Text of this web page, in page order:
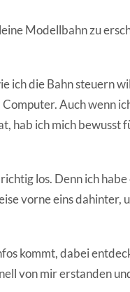
Modellbahn zu
ich die Bahn steuern
Auch wenn
hab ich mich
los. Denn ich
vorne eins dahinter,
kommt, dabei
von mir erstanden